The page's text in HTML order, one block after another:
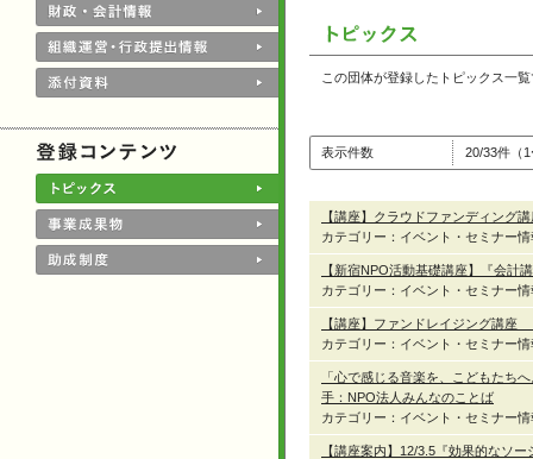
この団体が登録したトピックス一
表示件数 20/33件（
【講座】クラウドファンディング
カテゴリー：イベント・セミナー情
【新宿NPO活動基礎講座】『会
カテゴリー：イベント・セミナー情
【講座】ファンドレイジング講座
カテゴリー：イベント・セミナー情
「心で感じる音楽を、こどもたち
手：NPO法人みんなのことば
カテゴリー：イベント・セミナー情
【講座案内】12/3.5『効果的なソ